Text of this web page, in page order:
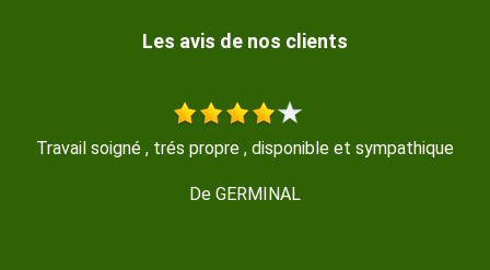
Les avis de nos clients
Travail soigné , trés propre , disponible et sympathique
De GERMINAL